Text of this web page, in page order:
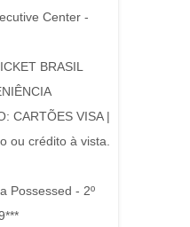
Center -
BRASIL
CARTÕES VISA |
ou crédito à vista.
Possessed - 2º